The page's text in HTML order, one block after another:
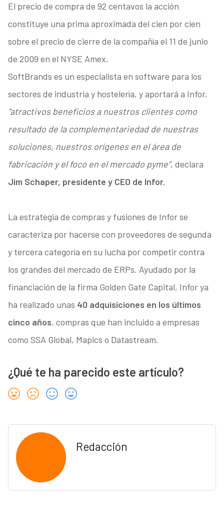
El precio de compra de 92 centavos la acción
constituye una prima aproximada del cien por cien
sobre el precio de cierre de la compañía el 11 de junio
de 2009 en el NYSE Amex.
SoftBrands es un especialista en software para los
sectores de industria y hostelería, y aportará a Infor,
“atractivos beneficios a nuestros clientes como
resultado de la complementariedad de nuestras
soluciones, nuestros orígenes en el área de
fabricación y el foco en el mercado pyme”, declara
Jim Schaper, presidente y CEO de Infor.
La estrategia de compras y fusiones de Infor se
caracteriza por hacerse con proveedores de segunda
y tercera categoría en su lucha por competir contra
los grandes del mercado de ERPs. Ayudado por la
financiación de la firma Golden Gate Capital, Infor ya
ha realizado unas 40 adquisiciones en los últimos
cinco años, compras que han incluido a empresas
como SSA Global, Mapics o Datastream.
¿Qué te ha parecido este artículo?
Redacción